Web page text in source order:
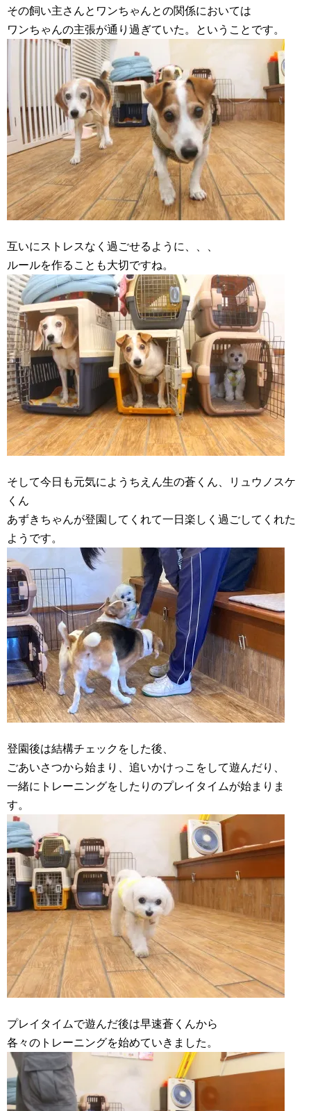
その飼い主さんとワンちゃんとの関係においては
ワンちゃんの主張が通り過ぎていた。ということです。
互いにストレスなく過ごせるように、、、
ルールを作ることも大切ですね。
そして今日も元気にようちえん生の蒼くん、リュウノスケ
くん
あずきちゃんが登園してくれて一日楽しく過ごしてくれた
ようです。
登園後は結構チェックをした後、
ごあいさつから始まり、追いかけっこをして遊んだり、
一緒にトレーニングをしたりのプレイタイムが始まりま
す。
プレイタイムで遊んだ後は早速蒼くんから
各々のトレーニングを始めていきました。